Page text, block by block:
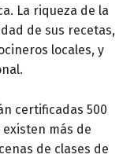
La riqueza de la
de sus recetas,
locales, y
certificadas 500
más de
de clases de